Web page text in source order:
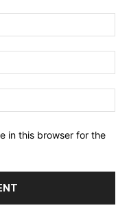
in this browser for the